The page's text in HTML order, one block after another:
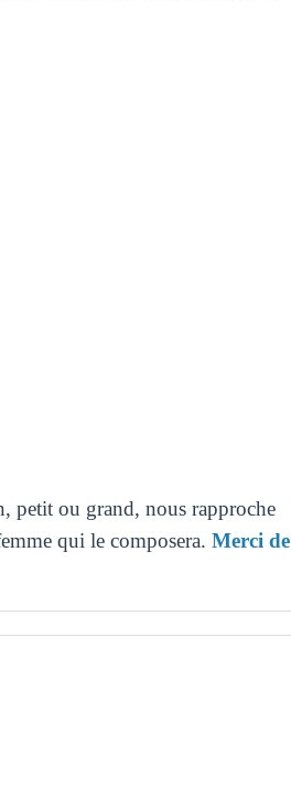
petit ou grand, nous rapproche
qui le composera. Merci de